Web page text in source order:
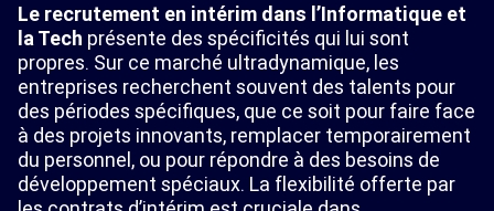
Le recrutement en intérim dans l’Informatique et
la Tech présente des spécificités qui lui sont
propres. Sur ce marché ultradynamique, les
entreprises recherchent souvent des talents pour
des périodes spécifiques, que ce soit pour faire face
à des projets innovants, remplacer temporairement
du personnel, ou pour répondre à des besoins de
développement spéciaux. La flexibilité offerte par